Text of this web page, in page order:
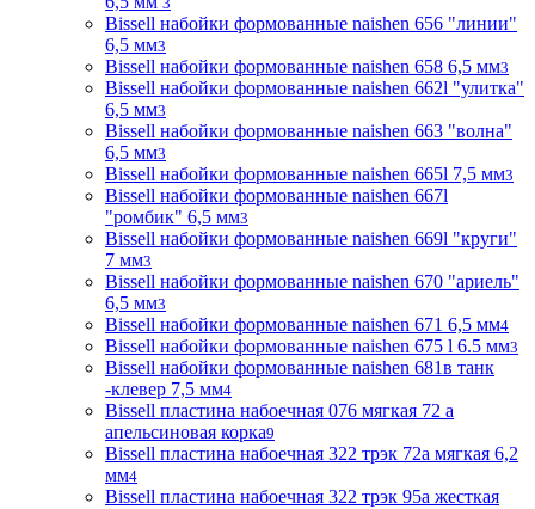
Bissell набойки формованные naishen 656 "линии"
6,5 мм3
Bissell набойки формованные naishen 658 6,5 мм3
Bissell набойки формованные naishen 662l "улитка"
6,5 мм3
Bissell набойки формованные naishen 663 "волна"
6,5 мм3
Bissell набойки формованные naishen 665l 7,5 мм3
Bissell набойки формованные naishen 667l
"ромбик" 6,5 мм3
Bissell набойки формованные naishen 669l "круги"
7 мм3
Bissell набойки формованные naishen 670 "ариель"
6,5 мм3
Bissell набойки формованные naishen 671 6,5 мм4
Bissell набойки формованные naishen 675 l 6.5 мм3
Bissell набойки формованные naishen 681в танк
-клевер 7,5 мм4
Bissell пластина набоечная 076 мягкая 72 а
апельсиновая корка9
Bissell пластина набоечная 322 трэк 72а мягкая 6,2
мм4
Bissell пластина набоечная 322 трэк 95а жесткая